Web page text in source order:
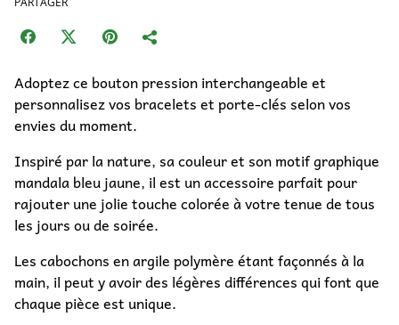
Adoptez ce bouton pression interchangeable et
personnalisez vos bracelets et porte-clés selon vos
envies du moment.
Inspiré par la nature, sa couleur et son motif graphique
mandala bleu jaune, il est un accessoire parfait pour
rajouter une jolie touche colorée à votre tenue de tous
les jours ou de soirée.
Les cabochons en argile polymère étant façonnés à la
main, il peut y avoir des légères différences qui font que
chaque pièce est unique.